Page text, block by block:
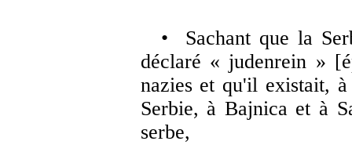
• Sachant que la
déclaré « judenrein »
nazies et qu'il existait,
Serbie, à Bajnica et à
serbe,